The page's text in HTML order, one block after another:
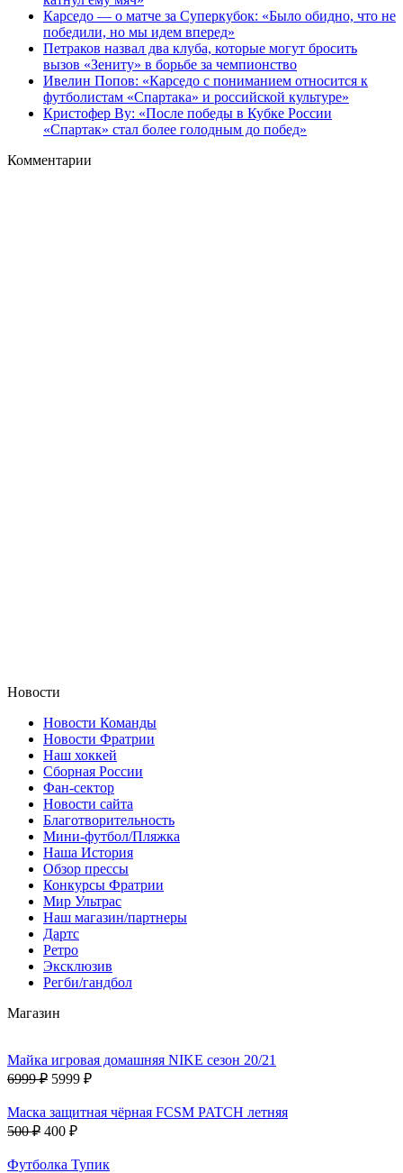
Карседо — о матче за Суперкубок: «Было обидно, что не
победили, но мы идем вперед»
Петраков назвал два клуба, которые могут бросить
вызов «Зениту» в борьбе за чемпионство
Ивелин Попов: «Карседо с пониманием относится к
футболистам «Спартака» и российской культуре»
Кристофер Ву: «После победы в Кубке России
«Спартак» стал более голодным до побед»
Комментарии
Новости
Новости Команды
Новости Фратрии
Наш хоккей
Сборная России
Фан-cектор
Новости сайта
Благотворительность
Мини-футбол/Пляжка
Наша История
Обзор прессы
Конкурсы Фратрии
Мир Ультрас
Наш магазин/партнеры
Дартс
Ретро
Эксклюзив
Регби/гандбол
Магазин
Майка игровая домашняя NIKE сезон 20/21
6999 ₽ 5999 ₽
Маска защитная чёрная FCSM PATCH летняя
500 ₽ 400 ₽
Футболка Тупик